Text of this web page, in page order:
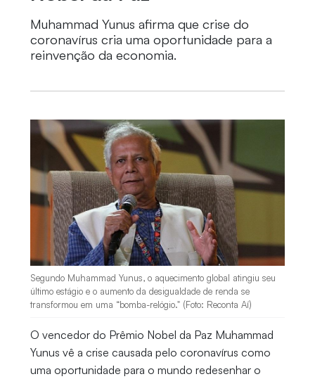
Muhammad Yunus afirma que crise do
coronavírus cria uma oportunidade para a
reinvenção da economia.
Segundo Muhammad Yunus, o aquecimento global atingiu seu
último estágio e o aumento da desigualdade de renda se
transformou em uma “bomba-relógio." (Foto: Reconta Aí)
O vencedor do Prêmio Nobel da Paz Muhammad
Yunus vê a crise causada pelo coronavírus como
uma oportunidade para o mundo redesenhar o